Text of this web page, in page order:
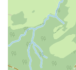
Suomi
Україна
Zamknij